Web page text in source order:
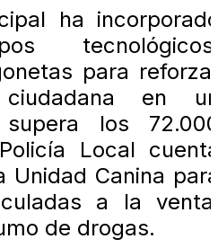
ha
para
en
los
Local
Unidad Canina
a la
de drogas.